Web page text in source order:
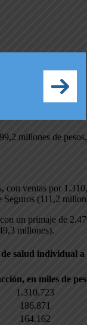
millones de
ventas por
(111,2
un primaje de
millones).
salud individual a
en miles de
1.310.723
186.871
164.162